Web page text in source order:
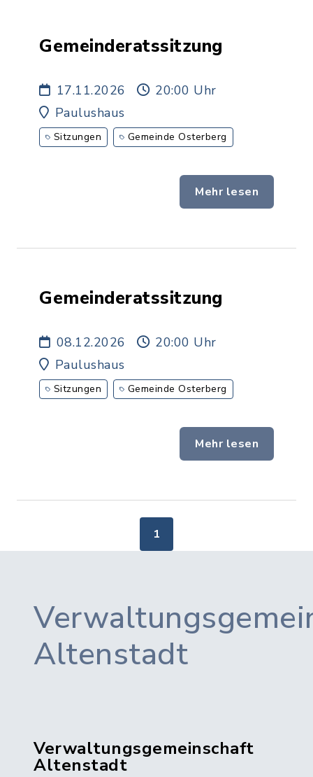
Gemeinderatssitzung
17.11.2026
20:00 Uhr
Paulushaus
Sitzungen Gemeinde Osterberg
Mehr lesen
Gemeinderatssitzung
08.12.2026
20:00 Uhr
Paulushaus
Sitzungen Gemeinde Osterberg
Mehr lesen
1
Altenstadt
Verwaltungsgemeinschaft
Altenstadt